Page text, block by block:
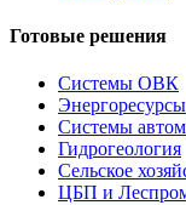
Готовые решения
Системы ОВК
Системы
Гидрогеология
Сельское
ЦБП и